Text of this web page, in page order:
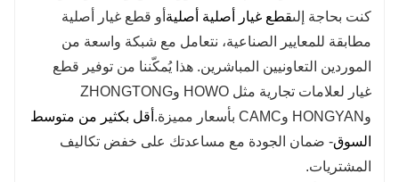
كنت بحاجة إلىقطع غيار أصلية أصلية أو قطع غيار أصلية
مطابقة للمعايير الصناعية، نتعامل مع شبكة واسعة من
الموردين التعاونيين المباشرين. هذا يُمكّننا من توفير قطع
غيار لعلامات تجارية مثل HOWO وZHONGTONG
وHONGYAN وCAMC بأسعار مميزة.
أقل بكثير من متوسط
السوق- ضمان الجودة مع مساعدتك على خفض تكاليف
المشتريات.